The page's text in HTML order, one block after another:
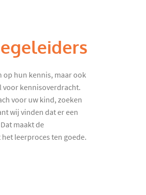
op hun kennis, maar ook
voor kennisoverdracht.
voor uw kind, zoeken
wij vinden dat er een
maakt de
leerproces ten goede.